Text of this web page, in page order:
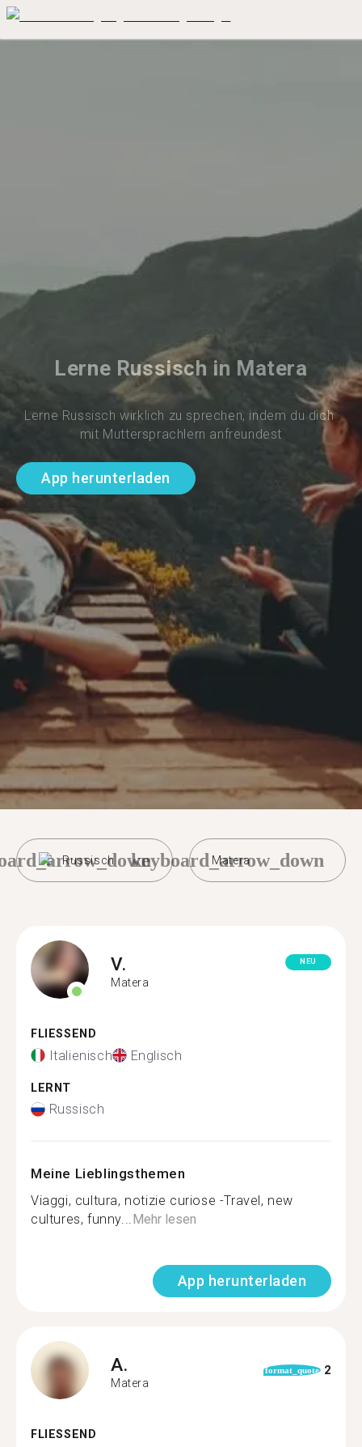
Lerne Russisch in Matera
Lerne Russisch wirklich zu sprechen, indem du dich
mit Muttersprachlern anfreundest
App herunterladen
Russisch Matera
keyboard_arrow_down
V.
Matera
NEU
FLIESSEND
Italienisch Englisch
LERNT
Russisch
Meine Lieblingsthemen
Viaggi, cultura, notizie curiose -Travel, new
cultures, funny...Mehr lesen
App herunterladen
A.
Matera
format_quote 2
FLIESSEND